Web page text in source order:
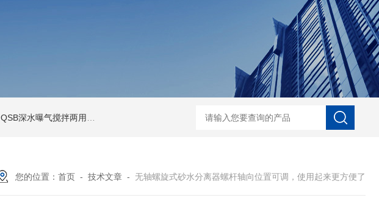
QSB深水曝气搅拌两用机 絮凝反应搅拌机-潜水搅拌机 JBK型框式搅拌器-潜水搅拌
您的位置： 首页 - 技术文章 - 无轴螺旋式砂水分离器螺杆轴向位置可调，使用起来更方便了